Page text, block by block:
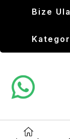
Bize